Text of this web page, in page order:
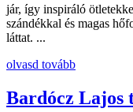
jár, így inspiráló
szándékkal és magas
láttat. ...
olvasd tovább
Bardócz Lajos